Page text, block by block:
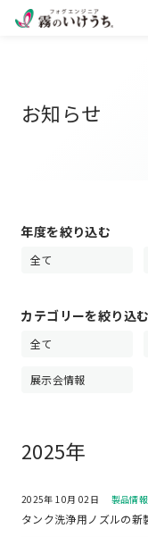
お知らせ
年度を絞り込む
全て
カテゴリーを絞り込む
全て
展示会情報
2025年
2025年 10月 02日 製品情報
タンク洗浄用ノズルの新